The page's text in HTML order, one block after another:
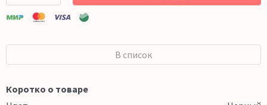
В список
Коротко о товаре